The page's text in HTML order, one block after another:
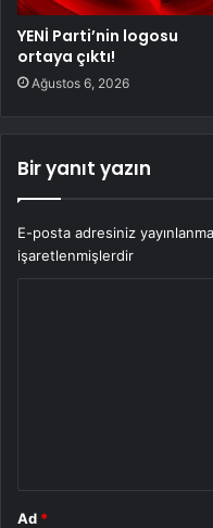
YENİ Parti’nin logosu
ortaya çıktı!
Ağustos 6, 2026
Bir yanıt yazın
E-posta adresiniz
işaretlenmişlerdir
Ad *